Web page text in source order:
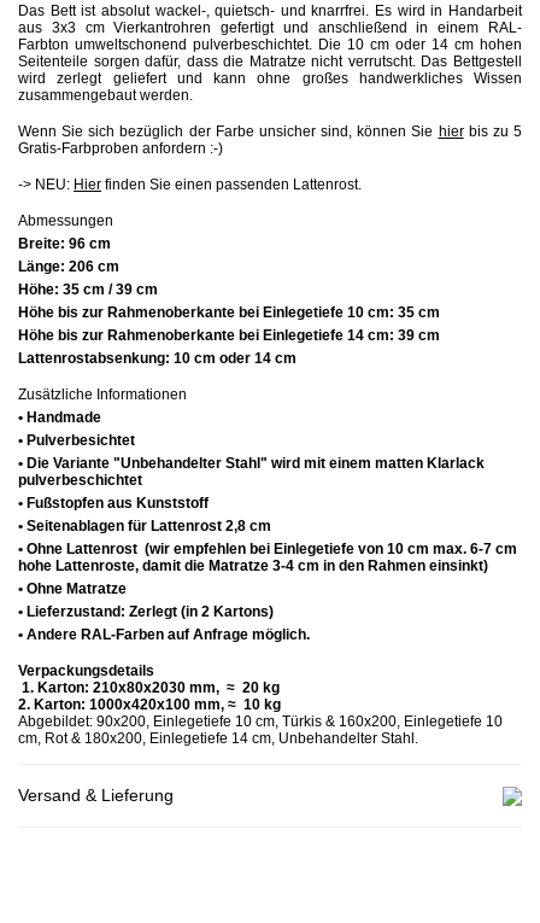
Das Bett ist absolut wackel-, quietsch- und knarrfrei. Es wird in Handarbeit
aus 3x3 cm Vierkantrohren gefertigt und anschließend in einem RAL-
Farbton umweltschonend pulverbeschichtet. Die 10 cm oder 14 cm hohen
Seitenteile sorgen dafür, dass die Matratze nicht verrutscht. Das Bettgestell
wird zerlegt geliefert und kann ohne großes handwerkliches Wissen
zusammengebaut werden.
Wenn Sie sich bezüglich der Farbe unsicher sind, können Sie hierbis zu 5
Gratis-Farbproben anfordern :-)
-> NEU: Hier finden Sie einen passenden Lattenrost.
Abmessungen
Breite: 96 cm
Länge: 206 cm
Höhe: 35 cm / 39 cm
Höhe bis zur Rahmenoberkante bei Einlegetiefe 10 cm: 35 cm
Höhe bis zur Rahmenoberkante bei Einlegetiefe 14 cm: 39 cm
Lattenrostabsenkung: 10 cm oder 14 cm
Zusätzliche Informationen
• Handmade
• Pulverbesichtet
• Die Variante "Unbehandelter Stahl" wird mit einem matten Klarlack
pulverbeschichtet
• Fußstopfen aus Kunststoff
• Seitenablagen für Lattenrost 2,8 cm
• Ohne Lattenrost (wir empfehlen bei Einlegetiefe von 10 cm max. 6-7 cm
hohe Lattenroste, damit die Matratze 3-4 cm in den Rahmen einsinkt)
• Ohne Matratze
• Lieferzustand: Zerlegt (in 2 Kartons)
• Andere RAL-Farben auf Anfrage möglich.
Verpackungsdetails
1. Karton: 210x80x2030 mm, ≈ 20 kg
2. Karton: 1000x420x100 mm, ≈ 10 kg
Abgebildet: 90x200, Einlegetiefe 10 cm, Türkis & 160x200, Einlegetiefe 10
cm, Rot & 180x200, Einlegetiefe 14 cm, Unbehandelter Stahl.
Versand & Lieferung